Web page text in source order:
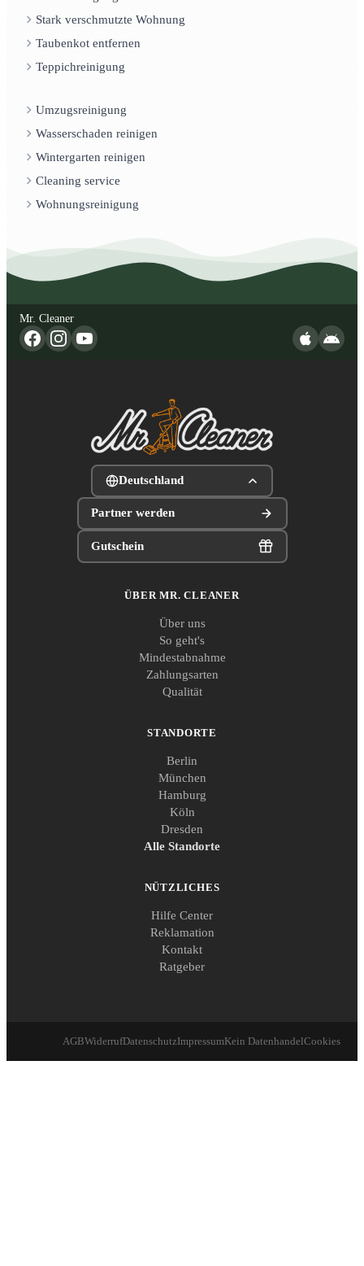
Stark verschmutzte Wohnung
Taubenkot entfernen
Teppichreinigung
Umzugsreinigung
Wasserschaden reinigen
Wintergarten reinigen
Cleaning service
Wohnungsreinigung
Mr. Cleaner
Deutschland
Partner werden
Gutschein
ÜBER MR. CLEANER
Über uns
So geht's
Mindestabnahme
Zahlungsarten
Qualität
STANDORTE
Berlin
München
Hamburg
Köln
Dresden
Alle Standorte
NÜTZLICHES
Hilfe Center
Reklamation
Kontakt
Ratgeber
AGBWiderrufDatenschutzImpressumKein DatenhandelCookies